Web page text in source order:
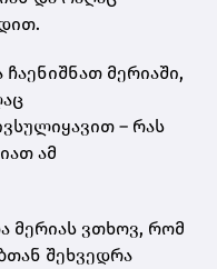
მერიაში,
– რას
ამ
მერიას ვთხოვ, რომ
შეხვედრა